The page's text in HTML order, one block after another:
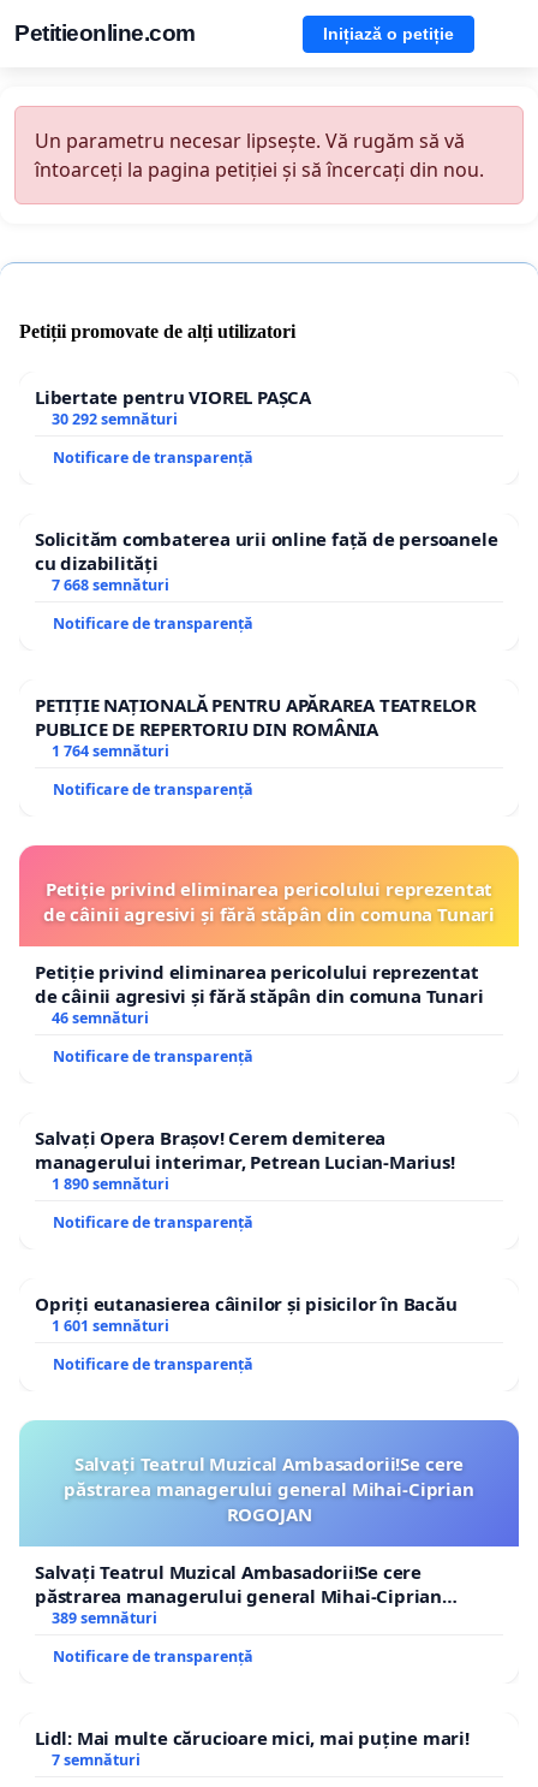
Petitieonline.com Inițiază o petiție
Un parametru necesar lipsește. Vă rugăm să vă
întoarceți la pagina petiției și să încercați din nou.
Petiții promovate de alți utilizatori
Libertate pentru VIOREL PAȘCA
30 292 semnături
Notificare de transparență
Solicităm combaterea urii online față de persoanele
cu dizabilități
7 668 semnături
Notificare de transparență
PETIȚIE NAȚIONALĂ PENTRU APĂRAREA TEATRELOR
PUBLICE DE REPERTORIU DIN ROMÂNIA
1 764 semnături
Notificare de transparență
Petiție privind eliminarea pericolului reprezentat
de câinii agresivi și fără stăpân din comuna Tunari
Petiție privind eliminarea pericolului reprezentat
de câinii agresivi și fără stăpân din comuna Tunari
46 semnături
Notificare de transparență
Salvați Opera Brașov! Cerem demiterea
managerului interimar, Petrean Lucian-Marius!
1 890 semnături
Notificare de transparență
Opriți eutanasierea câinilor și pisicilor în Bacău
1 601 semnături
Notificare de transparență
Salvați Teatrul Muzical Ambasadorii!Se cere
păstrarea managerului general Mihai-Ciprian
ROGOJAN
Salvați Teatrul Muzical Ambasadorii!Se cere
păstrarea managerului general Mihai-Ciprian
ROGOJAN
389 semnături
Notificare de transparență
Lidl: Mai multe cărucioare mici, mai puține mari!
7 semnături